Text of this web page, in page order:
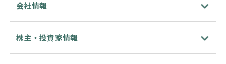
会社情報
株主・投資家情報